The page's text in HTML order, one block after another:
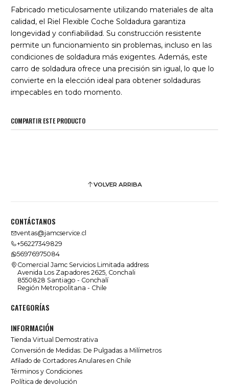
Fabricado meticulosamente utilizando materiales de alta
calidad, el Riel Flexible Coche Soldadura garantiza
longevidad y confiabilidad. Su construcción resistente
permite un funcionamiento sin problemas, incluso en las
condiciones de soldadura más exigentes. Además, este
carro de soldadura ofrece una precisión sin igual, lo que lo
convierte en la elección ideal para obtener soldaduras
impecables en todo momento.
COMPARTIR ESTE PRODUCTO
VOLVER ARRIBA
CONTÁCTANOS
ventas@jamcservice.cl
+56227349829
56976975084
Comercial Jamc Servicios Limitada address
Avenida Los Zapadores 2625, Conchali
8550828 Santiago - Conchalí
Región Metropolitana - Chile
CATEGORÍAS
INFORMACIÓN
Tienda Virtual Demostrativa
Conversión de Medidas: De Pulgadas a Milímetros
Afilado de Cortadores Anulares en Chile
Términos y Condiciones
Política de devolución